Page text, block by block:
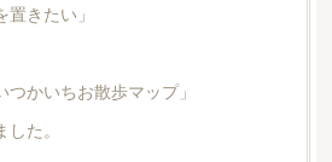
置きたい」
かいちお散歩マップ」
た。